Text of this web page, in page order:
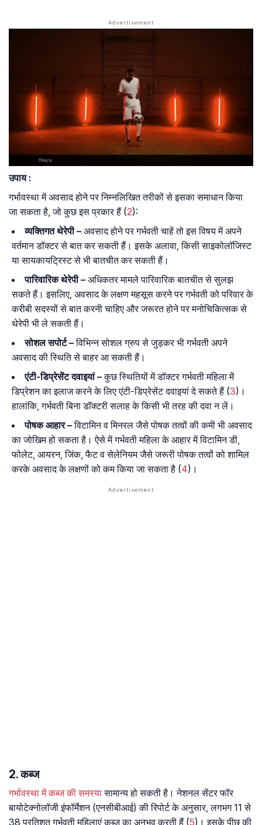
उपाय :
गर्भावस्था में अवसाद होने पर निम्नलिखित तरीकों से इसका समाधान किया
जा सकता है, जो कुछ इस प्रकार हैं (2):
व्यक्तिगत थेरेपी – अवसाद होने पर गर्भवती चाहें तो इस विषय में अपने
वर्तमान डॉक्टर से बात कर सकती हैं। इसके अलावा, किसी साइकोलॉजिस्ट
या सायकायट्रिस्ट से भी बातचीत कर सकती हैं।
पारिवारिक थेरेपी – अधिकतर मामले पारिवारिक बातचीत से सुलझ
सकते हैं। इसलिए, अवसाद के लक्षण महसूस करने पर गर्भवती को परिवार के
करीबी सदस्यों से बात करनी चाहिए और जरूरत होने पर मनोचिकित्सक से
थेरेपी भी ले सकती हैं।
सोशल सपोर्ट –विभिन्न सोशल ग्रुप से जुड़कर भी गर्भवती अपने
अवसाद की स्थिति से बाहर आ सकती हैं।
एंटी-डिप्रेसेंट दवाइयां –कुछ स्थितियों में डॉक्टर गर्भवती महिला में
डिप्रेशन का इलाज करने के लिए एंटी-डिप्रेसेंट दवाइयां दे सकते हैं (3)।
हालांकि, गर्भवती बिना डॉक्टरी सलाह के किसी भी तरह की दवा न लें।
पोषक आहार –विटामिन व मिनरल जैसे पोषक तत्वों की कमी भी अवसाद
का जोखिम हो सकता है। ऐसे में गर्भवती महिला के आहार में विटामिन डी,
फोलेट, आयरन, जिंक, फैट व सेलेनियम जैसे जरूरी पोषक तत्वों को शामिल
करके अवसाद के लक्षणों को कम किया जा सकता है (4)।
2. कब्ज
गर्भावस्था में कब्ज की समस्यासामान्य हो सकती है। नेशनल सेंटर फॉर
बायोटेक्नोलॉजी इंफॉर्मेशन (एनसीबीआई) की रिपोर्ट के अनुसार, लगभग 11 से
38 प्रतिशत गर्भवती महिलाएं कब्ज का अनुभव करती हैं (5)। इसके पीछ की